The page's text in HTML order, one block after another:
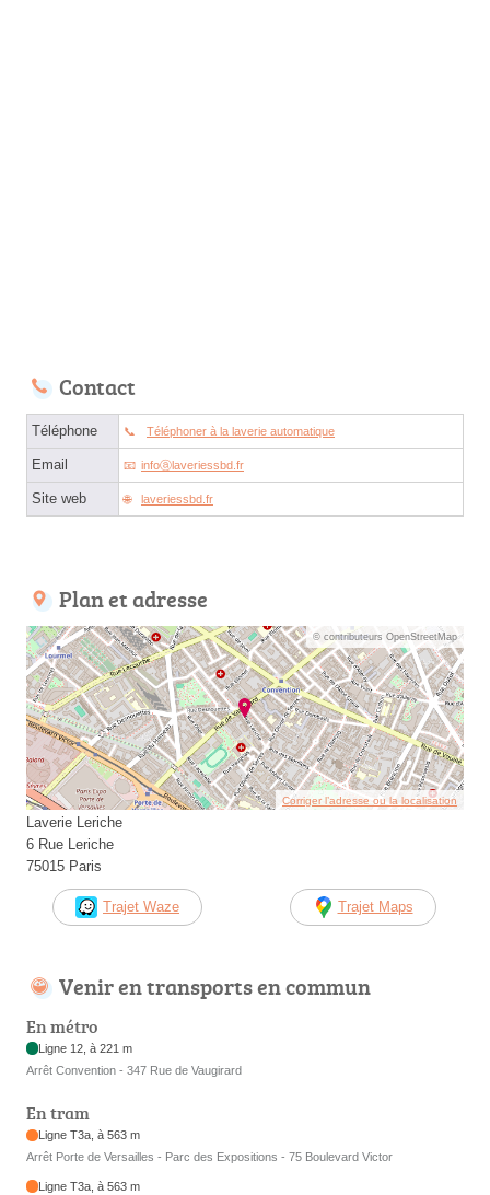
Contact
Téléphone Téléphoner à la laverie automatique
Email infoⓐlaveriessbd.fr
Site web laveriessbd.fr
Plan et adresse
© contributeurs OpenStreetMap
Corriger l’adresse ou la localisation
Laverie Leriche
6 Rue Leriche
75015 Paris
Trajet Waze Trajet Maps
Venir en transports en commun
En métro
Ligne 12, à 221 m
Arrêt Convention - 347 Rue de Vaugirard
En tram
Ligne T3a, à 563 m
Arrêt Porte de Versailles - Parc des Expositions - 75 Boulevard Victor
Ligne T3a, à 563 m